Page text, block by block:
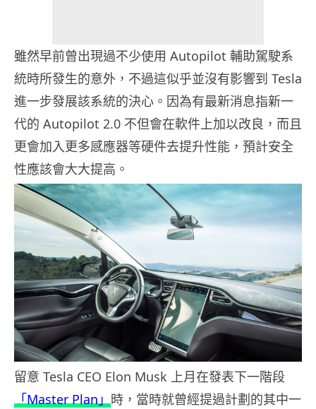
雖然早前曾出現過不少使用 Autopilot 輔助駕駛系
統時所發生的意外，不過這似乎並沒有影響到 Tesla
進一步發展該系統的決心。因為有最新消息指新一
代的 Autopilot 2.0 不但會在軟件上加以改良，而且
更會加入更多感應器等硬件去提升性能，預計安全
性應該會大大提高。
留意 Tesla CEO Elon Musk 上月在發表下一階段
「Master Plan」時，當時就曾經提過計劃的其中一